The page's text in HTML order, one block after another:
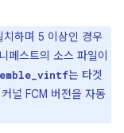
치하며 5 이상인 경우
페스트의 소스 파일이
는 타겟
널 FCM 버전을 자동